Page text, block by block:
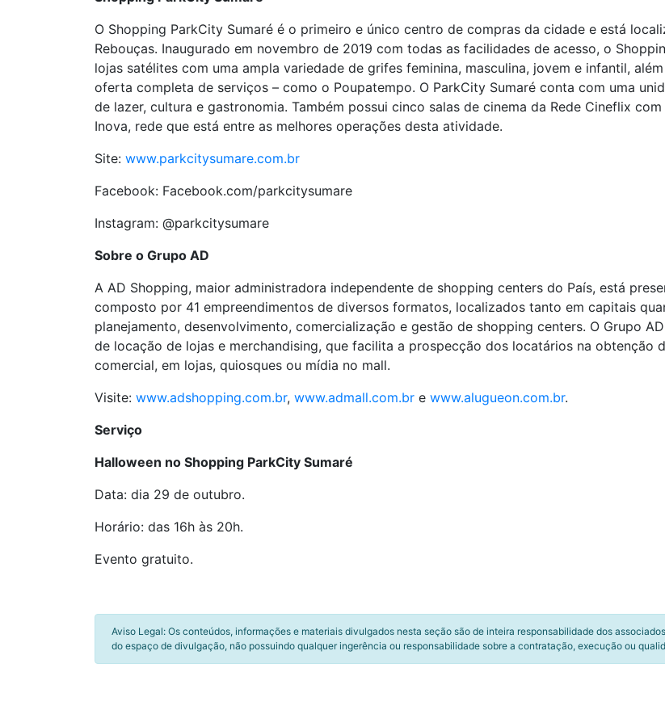
O Shopping ParkCity Sumaré é o primeiro e único centro de compras da cidade e está
Rebouças. Inaugurado em novembro de 2019 com todas as facilidades de acesso, o
lojas satélites com uma ampla variedade de grifes feminina, masculina, jovem e infantil,
oferta completa de serviços – como o Poupatempo. O ParkCity Sumaré conta com uma
de lazer, cultura e gastronomia. Também possui cinco salas de cinema da Rede Cineflix
Inova, rede que está entre as melhores operações desta atividade.
Site: www.parkcitysumare.com.br
Facebook: Facebook.com/parkcitysumare
Instagram: @parkcitysumare
Sobre o Grupo AD
A AD Shopping, maior administradora independente de shopping centers do País, está
composto por 41 empreendimentos de diversos formatos, localizados tanto em capitais
planejamento, desenvolvimento, comercialização e gestão de shopping centers. O Grupo
de locação de lojas e merchandising, que facilita a prospecção dos locatários na obtenção
comercial, em lojas, quiosques ou mídia no mall.
Visite: www.adshopping.com.br, www.admall.com.br e www.alugueon.com.br.
Serviço
Halloween no Shopping ParkCity Sumaré
Data: dia 29 de outubro.
Horário: das 16h às 20h.
Evento gratuito.
Aviso Legal: Os conteúdos, informações e materiais divulgados nesta seção são de inteira responsabilidade dos
do espaço de divulgação, não possuindo qualquer ingerência ou responsabilidade sobre a contratação, execução ou